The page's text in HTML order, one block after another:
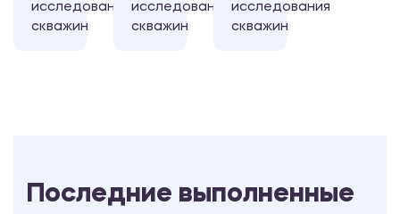
исследования
скважин
исследования
скважин
исследования
скважин
Последние выполненные